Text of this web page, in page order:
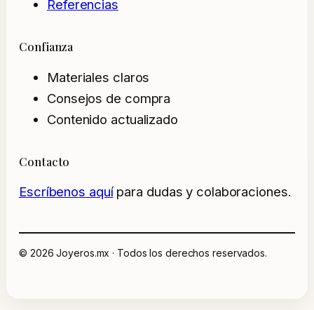
Referencias
Confianza
Materiales claros
Consejos de compra
Contenido actualizado
Contacto
Escríbenos aquípara dudas y colaboraciones.
© 2026 Joyeros.mx · Todos los derechos reservados.